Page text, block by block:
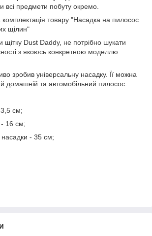
всі предмети побуту окремо.
комплектація товару "Насадка на пилосос
щілин"
щітку Dust Daddy, не потрібно шукати
з якоюсь конкретною моделлю
зробив універсальну насадку. Її можна
домашній та автомобільний пилосос.
см;
- 16 см;
- 35 см;